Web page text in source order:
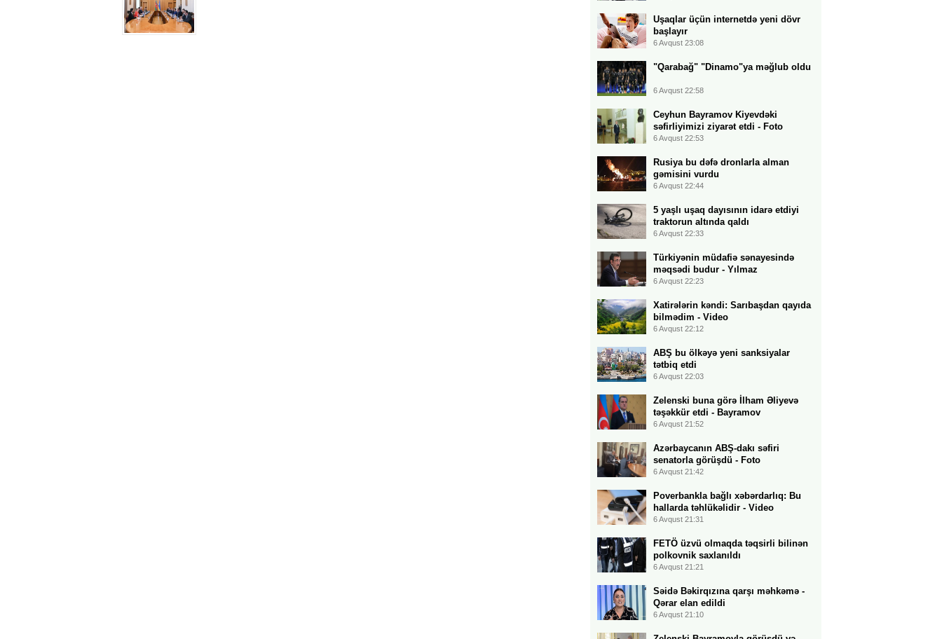
Uşaqlar üçün internetdə yeni dövr
başlayır
6 Avqust 23:08
"Qarabağ" "Dinamo"ya məğlub oldu
6 Avqust 22:58
Ceyhun Bayramov Kiyevdəki
səfirliyimizi ziyarət etdi - Foto
6 Avqust 22:53
Rusiya bu dəfə dronlarla alman
gəmisini vurdu
6 Avqust 22:44
5 yaşlı uşaq dayısının idarə etdiyi
traktorun altında qaldı
6 Avqust 22:33
Türkiyənin müdafiə sənayesində
məqsədi budur - Yılmaz
6 Avqust 22:23
Xatirələrin kəndi: Sarıbaşdan qayıda
bilmədim - Video
6 Avqust 22:12
ABŞ bu ölkəyə yeni sanksiyalar
tətbiq etdi
6 Avqust 22:03
Zelenski buna görə İlham Əliyevə
təşəkkür etdi - Bayramov
6 Avqust 21:52
Azərbaycanın ABŞ-dakı səfiri
senatorla görüşdü - Foto
6 Avqust 21:42
Poverbankla bağlı xəbərdarlıq: Bu
hallarda təhlükəlidir - Video
6 Avqust 21:31
FETÖ üzvü olmaqda təqsirli bilinən
polkovnik saxlanıldı
6 Avqust 21:21
Səidə Bəkirqızına qarşı məhkəmə -
Qərar elan edildi
6 Avqust 21:10